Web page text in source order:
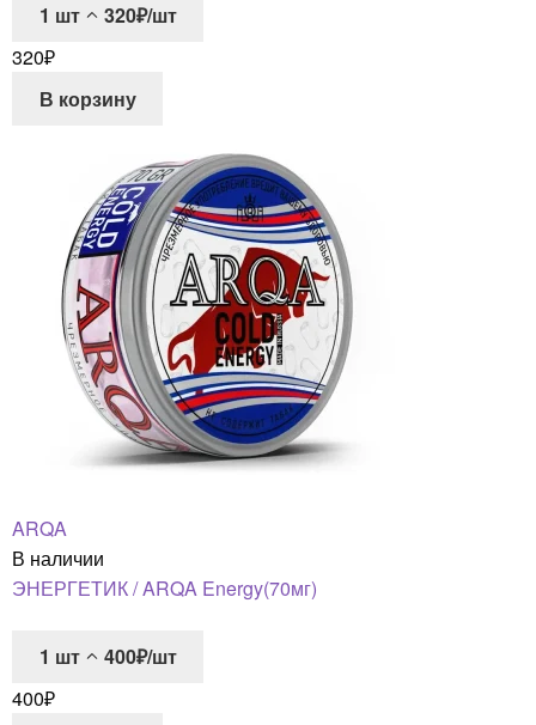
1 шт
320₽/шт
320₽
В корзину
ARQA
В наличии
ЭНЕРГЕТИК / ARQA Energy(70мг)
1 шт
400₽/шт
400₽